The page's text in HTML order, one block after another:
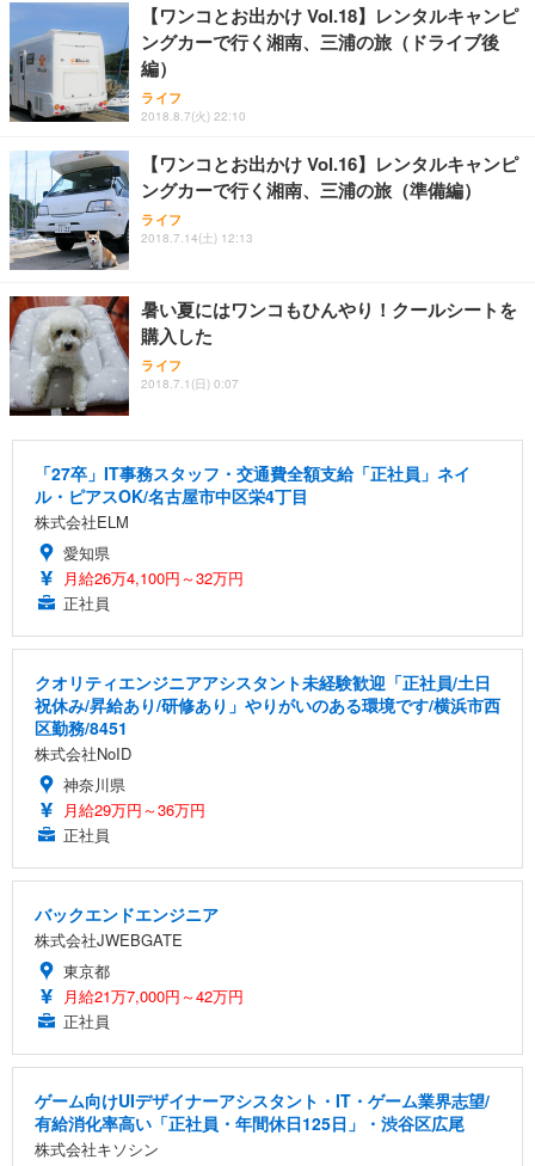
【ワンコとお出かけ Vol.18】レンタルキャンピ
ングカーで行く湘南、三浦の旅（ドライブ後
編）
ライフ
2018.8.7(火) 22:10
【ワンコとお出かけ Vol.16】レンタルキャンピ
ングカーで行く湘南、三浦の旅（準備編）
ライフ
2018.7.14(土) 12:13
暑い夏にはワンコもひんやり！クールシートを
購入した
ライフ
2018.7.1(日) 0:07
「27卒」IT事務スタッフ・交通費全額支給「正社員」ネイ
ル・ピアスOK/名古屋市中区栄4丁目
株式会社ELM
愛知県
月給26万4,100円～32万円
正社員
クオリティエンジニアアシスタント未経験歓迎「正社員/土日
祝休み/昇給あり/研修あり」やりがいのある環境です/横浜市西
区勤務/8451
株式会社NoID
神奈川県
月給29万円～36万円
正社員
バックエンドエンジニア
株式会社JWEBGATE
東京都
月給21万7,000円～42万円
正社員
ゲーム向けUIデザイナーアシスタント・IT・ゲーム業界志望/
有給消化率高い「正社員・年間休日125日」・渋谷区広尾
株式会社キソシン